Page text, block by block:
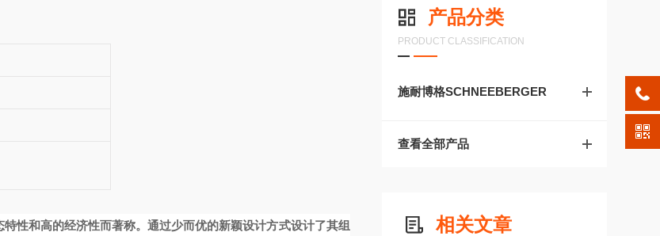
产品分类
PRODUCT CLASSIFICATION
施耐博格SCHNEEBERGER
查看全部产品
相关文章
特性和高的经济性而著称。通过少而优的新颖设计方式设计了其组